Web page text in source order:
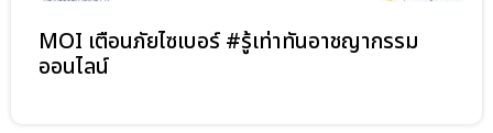
MOI เตือนภัยไซเบอร์ #รู้เท่าทันอาชญากรรม
ออนไลน์